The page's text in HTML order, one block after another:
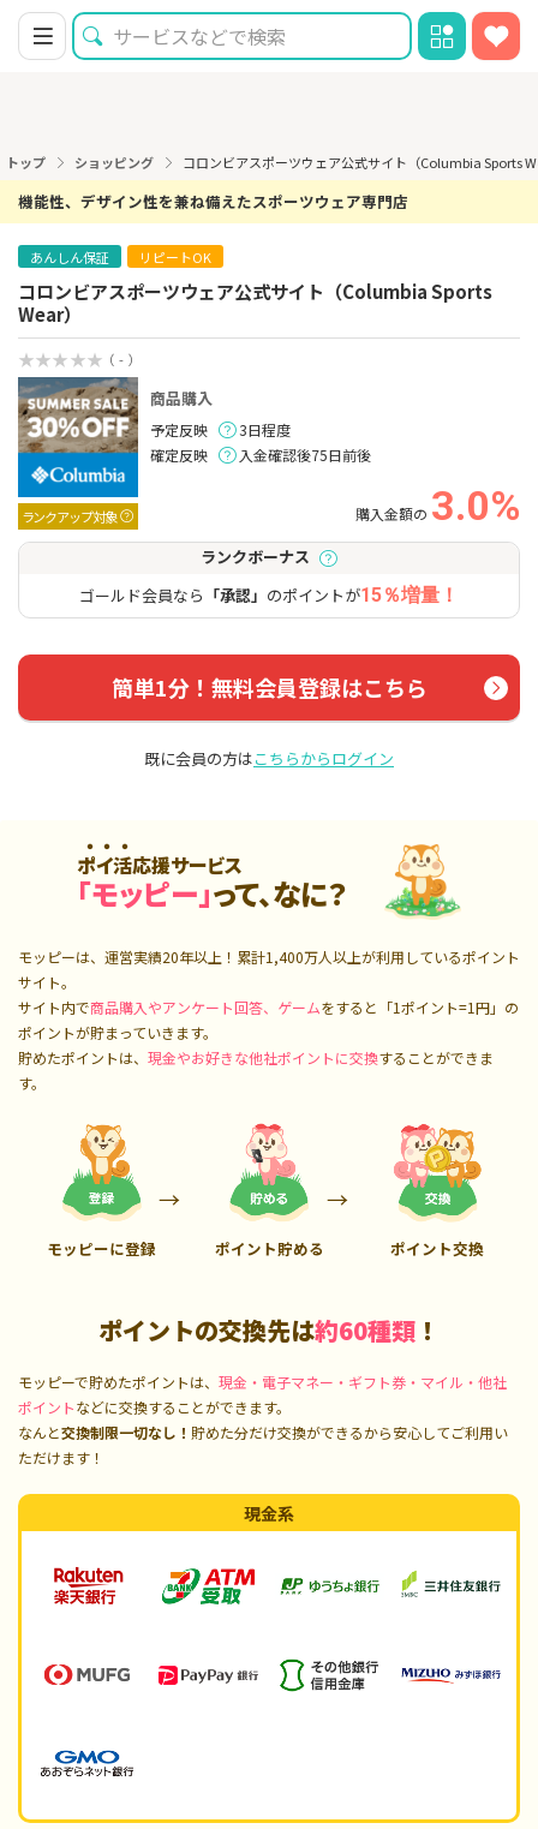
トップ ショッピング コロンビアスポーツウェア公式サイト（Columbia Sports
機能性、デザイン性を兼ね備えたスポーツウェア専門店
あんしん保証 リピートOK
コロンビアスポーツウェア公式サイト（Columbia Sports
Wear）
（ - ）
ランクアップ対象
商品購入
予定反映
3日程度
確定反映
入金確認後75日前後
購入金額の 3.0%
ランクボーナス
ゴールド会員なら 「承認」 のポイントが15％増量！
簡単1分！無料会員登録はこちら
既に会員の方はこちらからログイン
ポイ活応援サービス
「モッピー」って、なに？
モッピーは、運営実績20年以上！累計1,400万人以上が利用しているポイント
サイト。
サイト内で商品購入やアンケート回答、ゲームをすると「1ポイント=1円」の
ポイントが貯まっていきます。
貯めたポイントは、 現金やお好きな他社ポイントに交換することができま
す。
モッピーに登録 ポイント貯める ポイント交換
ポイントの交換先は約60種類 ！
モッピーで貯めたポイントは、 現金・電子マネー・ギフト券・マイル・他社
ポイントなどに交換することができます。
なんと交換制限一切なし！ 貯めた分だけ交換ができるから安心してご利用い
ただけます！
現金系